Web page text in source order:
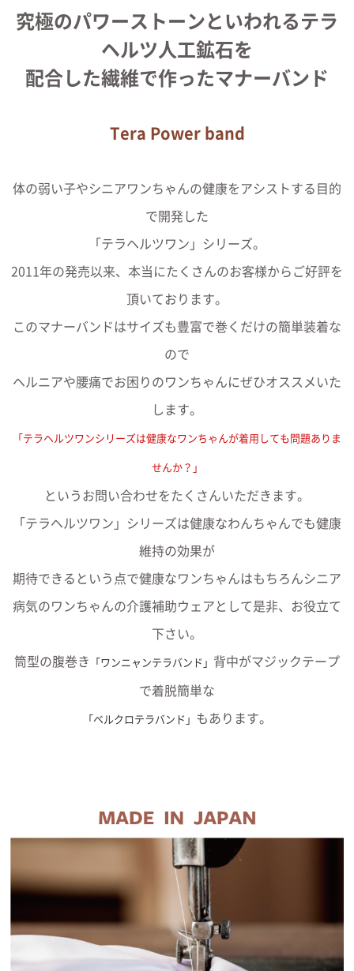
究極のパワーストーンといわれるテラ
ヘルツ人工鉱石を
配合した繊維で作ったマナーバンド
Tera Power band
体の弱い子やシニアワンちゃんの健康をアシストする目的
で開発した
「テラヘルツワン」シリーズ。
2011年の発売以来、本当にたくさんのお客様からご好評を
頂いております。
このマナーバンドはサイズも豊富で巻くだけの簡単装着な
ので
ヘルニアや腰痛でお困りのワンちゃんにぜひオススメいた
します。
「テラヘルツワンシリーズは健康なワンちゃんが着用しても問題ありま
せんか？」
というお問い合わせをたくさんいただきます。
「テラヘルツワン」シリーズは健康なわんちゃんでも健康
維持の効果が
期待できるという点で健康なワンちゃんはもちろんシニア
病気のワンちゃんの介護補助ウェアとして是非、お役立て
下さい。
筒型の腹巻き 「ワンニャンテラバンド」 背中がマジックテープ
で着脱簡単な
「ベルクロテラバンド」 もあります。